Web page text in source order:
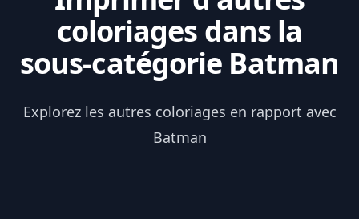
coloriages dans la
sous-catégorie Batman
Explorez les autres coloriages en rapport avec
Batman